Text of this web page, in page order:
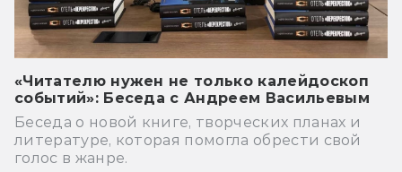
«Читателю нужен не только калейдоскоп
событий»: Беседа с Андреем Васильевым
Беседа о новой книге, творческих планах и
литературе, которая помогла обрести свой
голос в жанре.